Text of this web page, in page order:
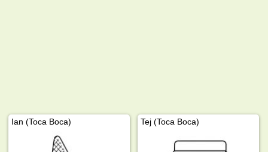
Ian (Toca Boca) Tej (Toca Boca)